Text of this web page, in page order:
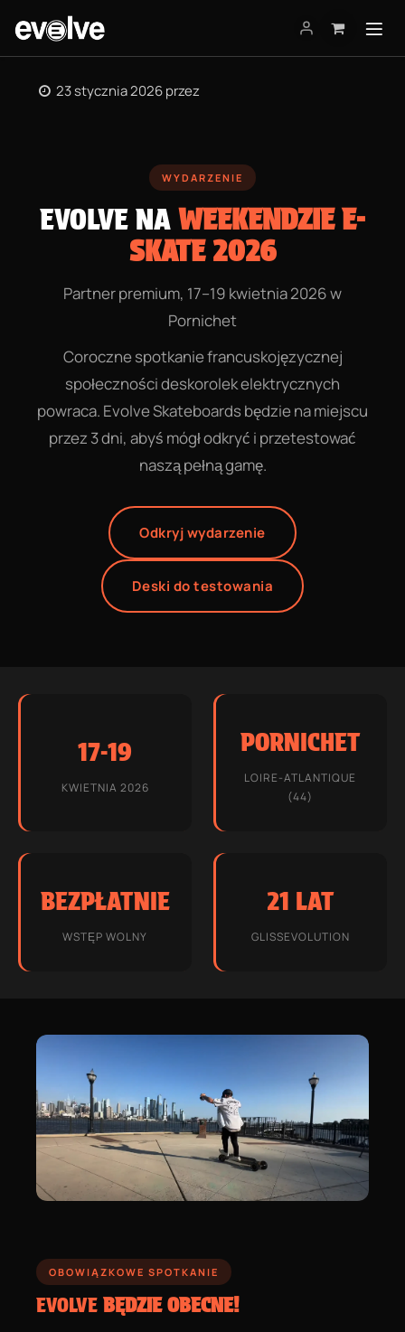
23 stycznia 2026przez
WYDARZENIE
EVOLVE NA WEEKENDZIE E-
SKATE 2026
Partner premium, 17–19 kwietnia 2026 w
Pornichet
Coroczne spotkanie francuskojęzycznej
społeczności deskorolek elektrycznych
powraca. Evolve Skateboards będzie na miejscu
przez 3 dni, abyś mógł odkryć i przetestować
naszą pełną gamę.
Odkryj wydarzenie
Deski do testowania
17-19
KWIETNIA 2026
PORNICHET
LOIRE-ATLANTIQUE
(44)
BEZPŁATNIE
WSTĘP WOLNY
21 LAT
GLISSEVOLUTION
OBOWIĄZKOWE SPOTKANIE
EVOLVE BĘDZIE OBECNE!